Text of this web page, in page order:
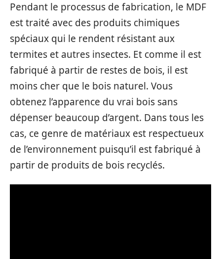
Pendant le processus de fabrication, le MDF
est traité avec des produits chimiques
spéciaux qui le rendent résistant aux
termites et autres insectes. Et comme il est
fabriqué à partir de restes de bois, il est
moins cher que le bois naturel. Vous
obtenez l’apparence du vrai bois sans
dépenser beaucoup d’argent. Dans tous les
cas, ce genre de matériaux est respectueux
de l’environnement puisqu’il est fabriqué à
partir de produits de bois recyclés.